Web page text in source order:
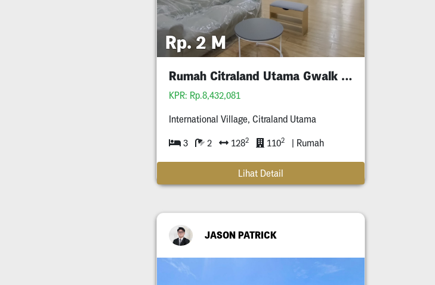
Rp. 2 M
Rumah Citraland Utama Gwalk Full Furnished Murah
KPR: Rp.8,432,081
International Village, Citraland Utama
3 2 1282 1102 | Rumah
Lihat Detail
JASON PATRICK